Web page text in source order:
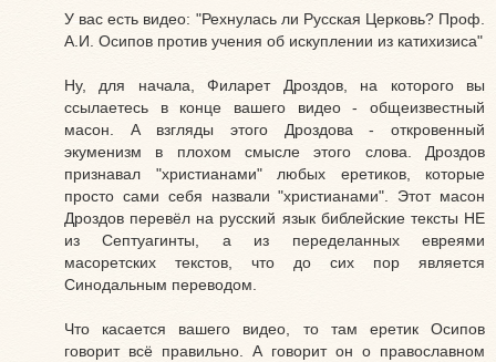
У вас есть видео: "Рехнулась ли Русская Церковь? Проф.
А.И. Осипов против учения об искуплении из катихизиса"
Ну, для начала, Филарет Дроздов, на которого вы
ссылаетесь в конце вашего видео - общеизвестный
масон. А взгляды этого Дроздова - откровенный
экуменизм в плохом смысле этого слова. Дроздов
признавал "христианами" любых еретиков, которые
просто сами себя назвали "христианами". Этот масон
Дроздов перевёл на русский язык библейские тексты НЕ
из Септуагинты, а из переделанных евреями
масоретских текстов, что до сих пор является
Синодальным переводом.
Что касается вашего видео, то там еретик Осипов
говорит всё правильно. А говорит он о православном